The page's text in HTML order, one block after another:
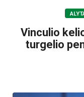
Vinculio
turgelio